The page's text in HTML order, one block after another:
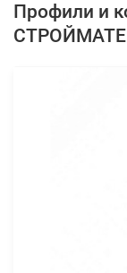
Профили и